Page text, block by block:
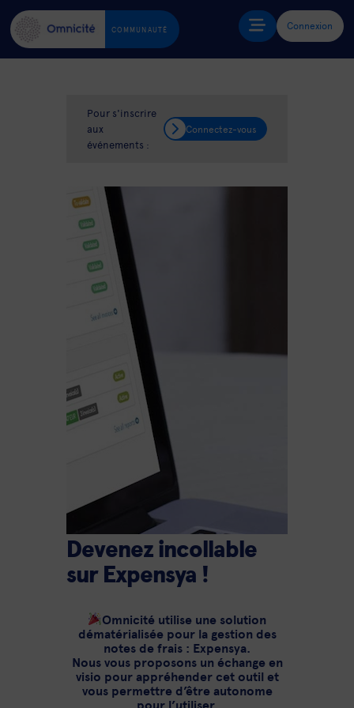
COMMUNAUTÉ Connexion
Pour s'inscrire
aux
événements :
Connectez-vous
Devenez incollable
sur Expensya !
Omnicité utilise une solution
dématérialisée pour la gestion des
notes de frais : Expensya.
Nous vous proposons un échange en
visio pour appréhender cet outil et
vous permettre d’être autonome
pour l’utiliser.